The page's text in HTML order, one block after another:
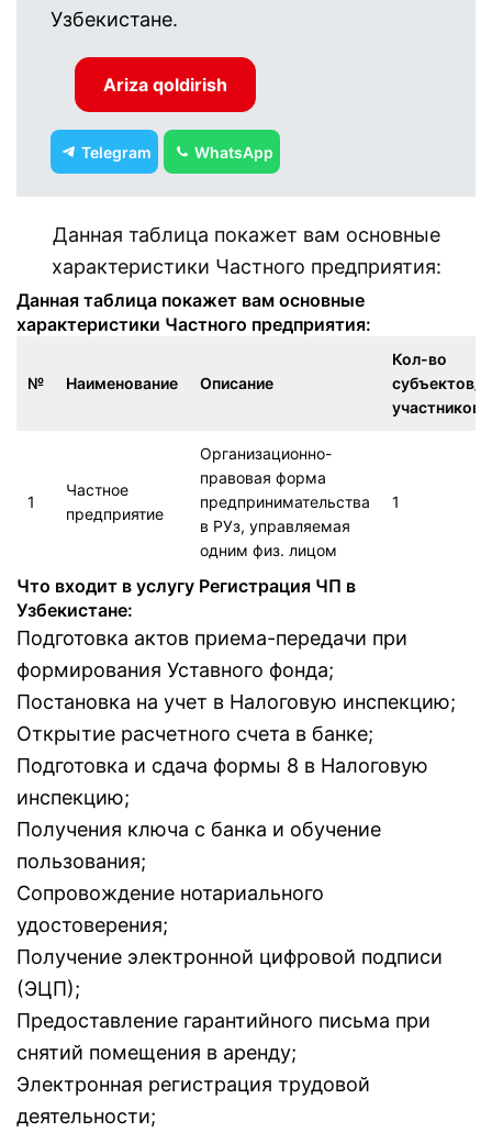
Узбекистане.
Ariza qoldirish
Telegram WhatsApp
Данная таблица покажет вам основные
характеристики Частного предприятия:
Данная таблица покажет вам основные
характеристики Частного предприятия:
№ Наименование Описание
Кол-во
субъектов/
участников
1
Частное
предприятие
Организационно-
правовая форма
предпринимательства
в РУз, управляемая
одним физ. лицом
1
Что входит в услугу Регистрация ЧП в
Узбекистане:
Подготовка актов приема-передачи при
формирования Уставного фонда;
Постановка на учет в Налоговую инспекцию;
Открытие расчетного счета в банке;
Подготовка и сдача формы 8 в Налоговую
инспекцию;
Получения ключа с банка и обучение
пользования;
Сопровождение нотариального
удостоверения;
Получение электронной цифровой подписи
(ЭЦП);
Предоставление гарантийного письма при
снятий помещения в аренду;
Электронная регистрация трудовой
деятельности;